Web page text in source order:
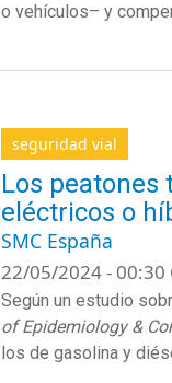
o vehículos– y
seguridad vial
Los peatones
eléctricos o
SMC España
22/05/2024 - 00:30
Según un estudio
of Epidemiology &
los de gasolina y